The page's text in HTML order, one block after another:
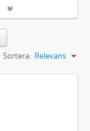
Sortera: Relevans